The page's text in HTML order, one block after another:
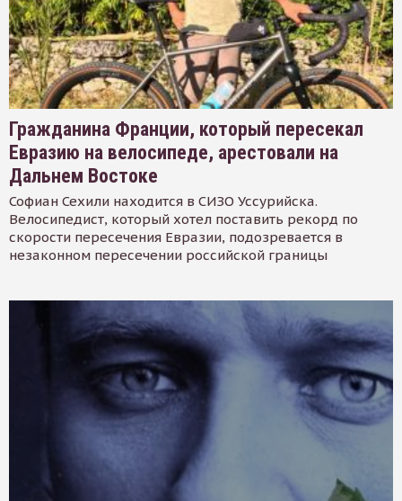
Гражданина Франции, который пересекал
Евразию на велосипеде, арестовали на
Дальнем Востоке
Софиан Сехили находится в СИЗО Уссурийска.
Велосипедист, который хотел поставить рекорд по
скорости пересечения Евразии, подозревается в
незаконном пересечении российской границы